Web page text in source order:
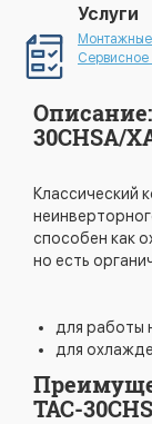
Услуги
30CHSA/
Классический
способен как
но есть
для работы
для
TAC-